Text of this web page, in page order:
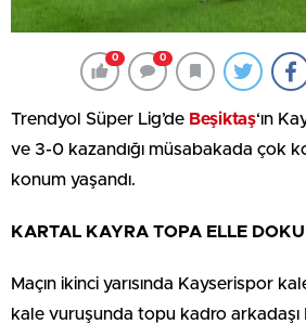
0 0
Trendyol Süper Lig’de Beşiktaş‘ın
ve 3-0 kazandığı müsabakada çok
konum yaşandı.
KARTAL KAYRA TOPA ELLE
Maçın ikinci yarısında Kayserispor
kale vuruşunda topu kadro arkadaşı